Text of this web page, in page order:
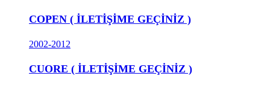
COPEN ( İLETİŞİME GEÇİNİZ )
2002-2012
CUORE ( İLETİŞİME GEÇİNİZ )